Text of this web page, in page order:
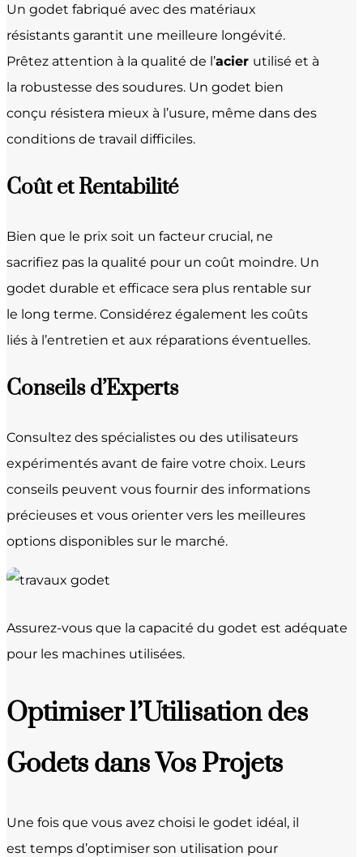
Un godet fabriqué avec des matériaux
résistants garantit une meilleure longévité.
Prêtez attention à la qualité de l’acier utilisé et à
la robustesse des soudures. Un godet bien
conçu résistera mieux à l’usure, même dans des
conditions de travail difficiles.
Coût et Rentabilité
Bien que le prix soit un facteur crucial, ne
sacrifiez pas la qualité pour un coût moindre. Un
godet durable et efficace sera plus rentable sur
le long terme. Considérez également les coûts
liés à l’entretien et aux réparations éventuelles.
Conseils d’Experts
Consultez des spécialistes ou des utilisateurs
expérimentés avant de faire votre choix. Leurs
conseils peuvent vous fournir des informations
précieuses et vous orienter vers les meilleures
options disponibles sur le marché.
Assurez-vous que la capacité du godet est adéquate
pour les machines utilisées.
Optimiser l’Utilisation des
Godets dans Vos Projets
Une fois que vous avez choisi le godet idéal, il
est temps d’optimiser son utilisation pour